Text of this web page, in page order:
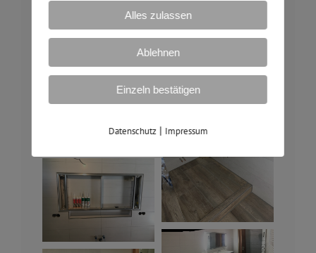
Alles zulassen
Ablehnen
Einzeln bestätigen
Datenschutz| Impressum